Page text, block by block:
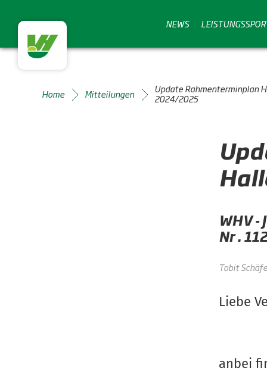
NEWS
Home Mitteilungen
Update Rahmenterminplan
2024/2025
WHV -
Nr .
Tobit
Liebe
anbei